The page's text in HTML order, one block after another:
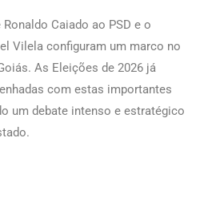
Caiado ao PSD e o
Vilela configuram um marco no
As Eleições de 2026 já
com estas importantes
um debate intenso e estratégico